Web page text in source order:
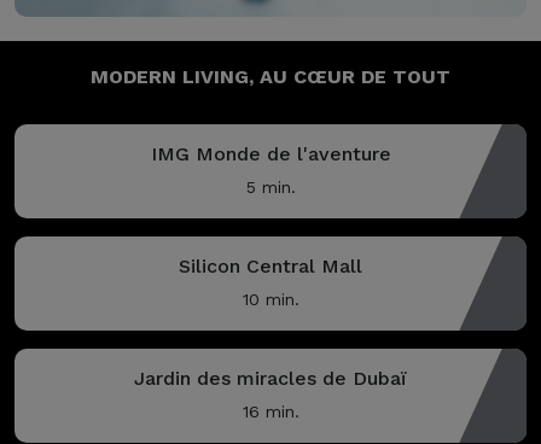
MODERN LIVING, AU CŒUR DE TOUT
IMG Monde de l'aventure
5 min.
Silicon Central Mall
10 min.
Jardin des miracles de Dubaï
16 min.